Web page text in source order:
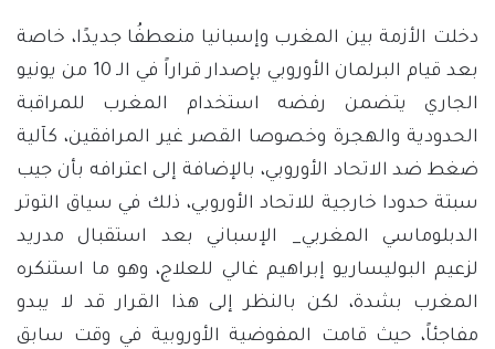
دخلت الأزمة بين المغرب وإسبانيا منعطفُا جديدًا، خاصة
بعد قيام البرلمان الأوروبي بإصدار قراراً في الـ 10 من يونيو
الجاري يتضمن رفضه استخدام المغرب للمراقبة
الحدودية والهجرة وخصوصا القصر غير المرافقين، كآلية
ضغط ضد الاتحاد الأوروبي، بالإضافة إلى اعترافه بأن جيب
سبتة حدودا خارجية للاتحاد الأوروبي، ذلك في سياق التوتر
الدبلوماسي المغربي_ الإسباني بعد استقبال مدريد
لزعيم البوليساريو إبراهيم غالي للعلاج، وهو ما استنكره
المغرب بشدة، لكن بالنظر إلى هذا القرار قد لا يبدو
مفاجئاً، حيث قامت المفوضية الأوروبية في وقت سابق